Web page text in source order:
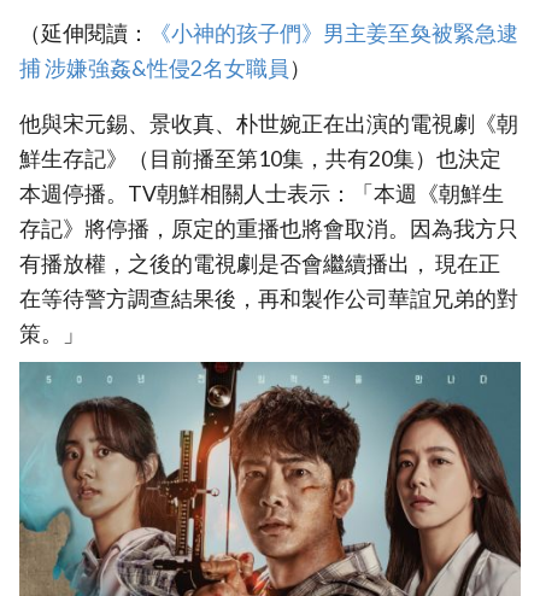
（延伸閱讀：
《小神的孩子們》男主姜至奐被緊急逮
捕 涉嫌強姦&性侵2名女職員 ）
他與宋元錫、景收真、朴世婉正在出演的電視劇《朝
鮮生存記》（目前播至第10集，共有20集）也決定
本週停播。TV朝鮮相關人士表示：「本週《朝鮮生
存記》將停播，原定的重播也將會取消。因為我方只
有播放權，之後的電視劇是否會繼續播出， 現在正
在等待警方調查結果後，再和製作公司華誼兄弟的對
策。」